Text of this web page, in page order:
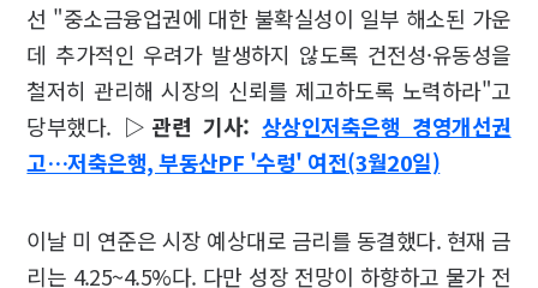
선 "중소금융업권에 대한 불확실성이 일부 해소된 가운
데 추가적인 우려가 발생하지 않도록 건전성·유동성을
철저히 관리해 시장의 신뢰를 제고하도록 노력하라"고
당부했다. ▷관련 기사: 상상인저축은행 경영개선권
고…저축은행, 부동산PF '수렁' 여전(3월20일)
이날 미 연준은 시장 예상대로 금리를 동결했다. 현재 금
리는 4.25~4.5%다. 다만 성장 전망이 하향하고 물가 전